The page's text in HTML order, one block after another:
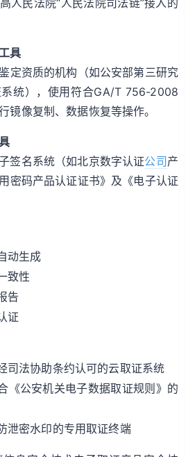
具
定资质的机构（如公安部第三研究
统），使用符合GA/T 756-2008
镜像复制、数据恢复等操作。
签名系统（如北京数字认证公司产
密码产品认证证书》及《电子认证
动生成
致性
告
证
司法协助条约认可的云取证系统
《公安机关电子数据取证规则》的
泄密水印的专用取证终端